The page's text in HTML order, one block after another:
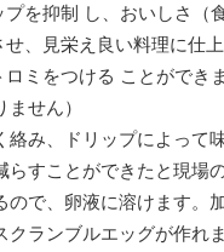
を抑制 し、おいしさ（
、見栄え良い料理に仕上
ロミをつける ことができ
せん）
絡み、ドリップによって
すことができたと現場の
ので、卵液に溶けます。
ランブルエッグが作れま